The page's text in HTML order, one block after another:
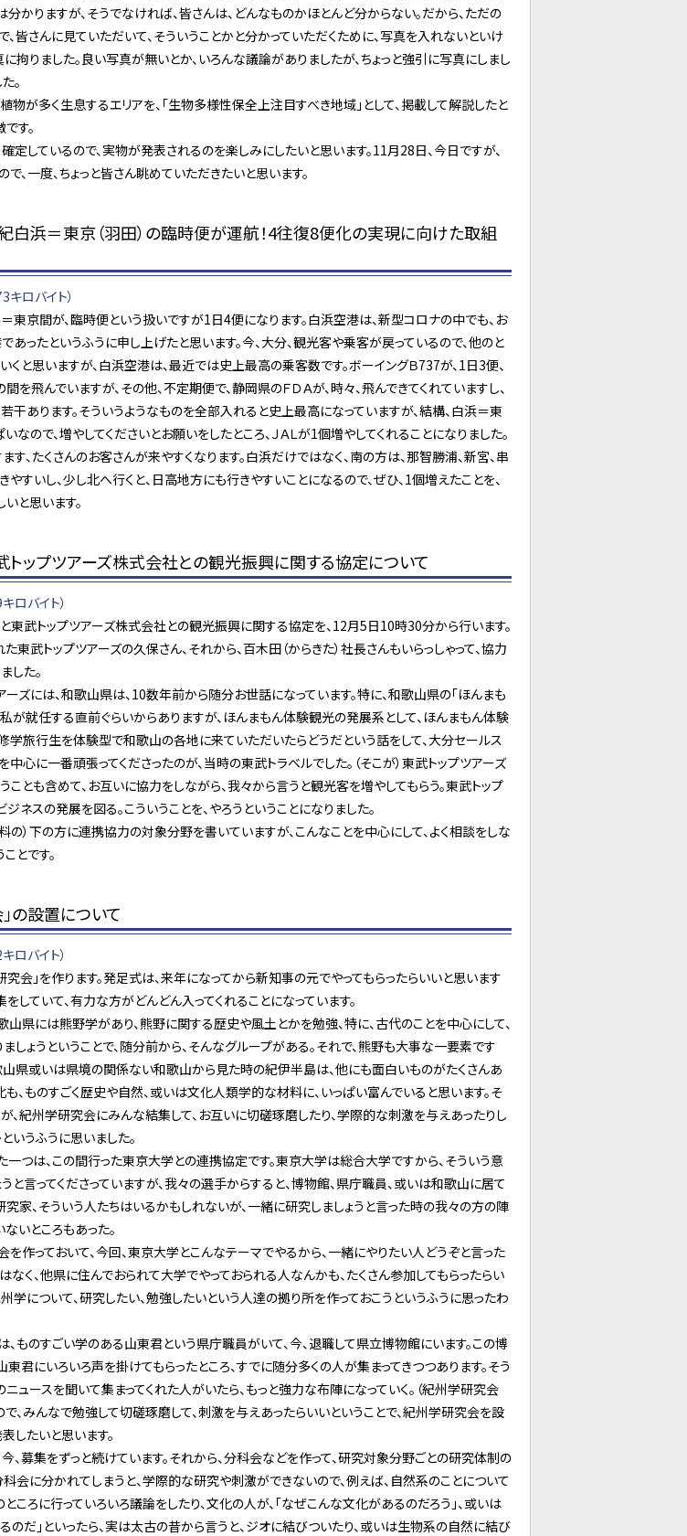
分かりますが、そうでなければ、皆さんは、どんなものかほとんど分からない。だから、ただの
、皆さんに見ていただいて、そういうことかと分かっていただくために、写真を入れないといけ
に拘りました。良い写真が無いとか、いろんな議論がありましたが、ちょっと強引に写真にしまし
。
物が多く生息するエリアを、「生物多様性保全上注目すべき地域」として、掲載して解説したと
す。
定しているので、実物が発表されるのを楽しみにしたいと思います。11月28日、今日ですが、
、一度、ちょっと皆さん眺めていただきたいと思います。
白浜＝東京（羽田）の臨時便が運航！4往復8便化の実現に向けた取組
ロバイト）
東京間が、臨時便という扱いですが1日4便になります。白浜空港は、新型コロナの中でも、お
あったというふうに申し上げたと思います。今、大分、観光客や乗客が戻っているので、他のと
くと思いますが、白浜空港は、最近では史上最高の乗客数です。ボーイングＢ737が、1日3便、
飛んでいますが、その他、不定期便で、静岡県のＦＤＡが、時々、飛んできてくれていますし、
干あります。そういうようなものを全部入れると史上最高になっていますが、結構、白浜＝東
なので、増やしてくださいとお願いをしたところ、ＪＡＬが1個増やしてくれることになりました。
す、たくさんのお客さんが来やすくなります。白浜だけではなく、南の方は、那智勝浦、新宮、串
やすいし、少し北へ行くと、日高地方にも行きやすいことになるので、ぜひ、1個増えたことを、
と思います。
トップツアーズ株式会社との観光振興に関する協定について
ロバイト）
東武トップツアーズ株式会社との観光振興に関する協定を、12月5日10時30分から行います。
東武トップツアーズの久保さん、それから、百木田（からきた）社長さんもいらっしゃって、協力
した。
ーズには、和歌山県は、10数年前から随分お世話になっています。特に、和歌山県の「ほんまも
私が就任する直前ぐらいからありますが、ほんまもん体験観光の発展系として、ほんまもん体験
学旅行生を体験型で和歌山の各地に来ていただいたらどうだという話をして、大分セールス
中心に一番頑張ってくださったのが、当時の東武トラベルでした。（そこが）東武トップツアーズ
うことも含めて、お互いに協力をしながら、我々から言うと観光客を増やしてもらう。東武トップ
ネスの発展を図る。こういうことを、やろうということになりました。
の）下の方に連携協力の対象分野を書いていますが、こんなことを中心にして、よく相談をしな
とです。
の設置について
ロバイト）
会」を作ります。発足式は、来年になってから新知事の元でやってもらったらいいと思います
をしていて、有力な方がどんどん入ってくれることになっています。
山県には熊野学があり、熊野に関する歴史や風土とかを勉強、特に、古代のことを中心にして、
しょうということで、随分前から、そんなグループがある。それで、熊野も大事な一要素です
山県或いは県境の関係ない和歌山から見た時の紀伊半島は、他にも面白いものがたくさんあ
も、ものすごく歴史や自然、或いは文化人類学的な材料に、いっぱい富んでいると思います。そ
、紀州学研究会にみんな結集して、お互いに切磋琢磨したり、学際的な刺激を与えあったりし
いうふうに思いました。
一つは、この間行った東京大学との連携協定です。東京大学は総合大学ですから、そういう意
と言ってくださっていますが、我々の選手からすると、博物館、県庁職員、或いは和歌山に居て
家、そういう人たちはいるかもしれないが、一緒に研究しましょうと言った時の我々の方の陣
いところもあった。
を作っておいて、今回、東京大学とこんなテーマでやるから、一緒にやりたい人どうぞと言った
なく、他県に住んでおられて大学でやっておられる人なんかも、たくさん参加してもらったらい
州学について、研究したい、勉強したいという人達の拠り所を作っておこうというふうに思ったわ
、ものすごい学のある山東君という県庁職員がいて、今、退職して県立博物館にいます。この博
東君にいろいろ声を掛けてもらったところ、すでに随分多くの人が集まってきつつあります。そう
ニュースを聞いて集まってくれた人がいたら、もっと強力な布陣になっていく。（紀州学研究会
で、みんなで勉強して切磋琢磨して、刺激を与えあったらいいということで、紀州学研究会を設
したいと思います。
、募集をずっと続けています。それから、分科会などを作って、研究対象分野ごとの研究体制の
科会に分かれてしまうと、学際的な研究や刺激ができないので、例えば、自然系のことについて
ころに行っていろいろ議論をしたり、文化の人が、「なぜこんな文化があるのだろう」、或いは
のだ」といったら、実は太古の昔から言うと、ジオに結びついたり、或いは生物系の自然に結び